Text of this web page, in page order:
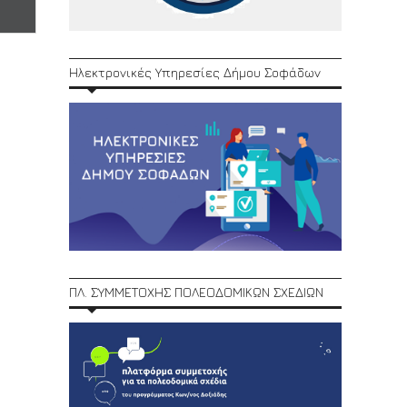
Ηλεκτρονικές Υπηρεσίες Δήμου Σοφάδων
ΠΛ. ΣΥΜΜΕΤΟΧΗΣ ΠΟΛΕΟΔΟΜΙΚΩΝ ΣΧΕΔΙΩΝ